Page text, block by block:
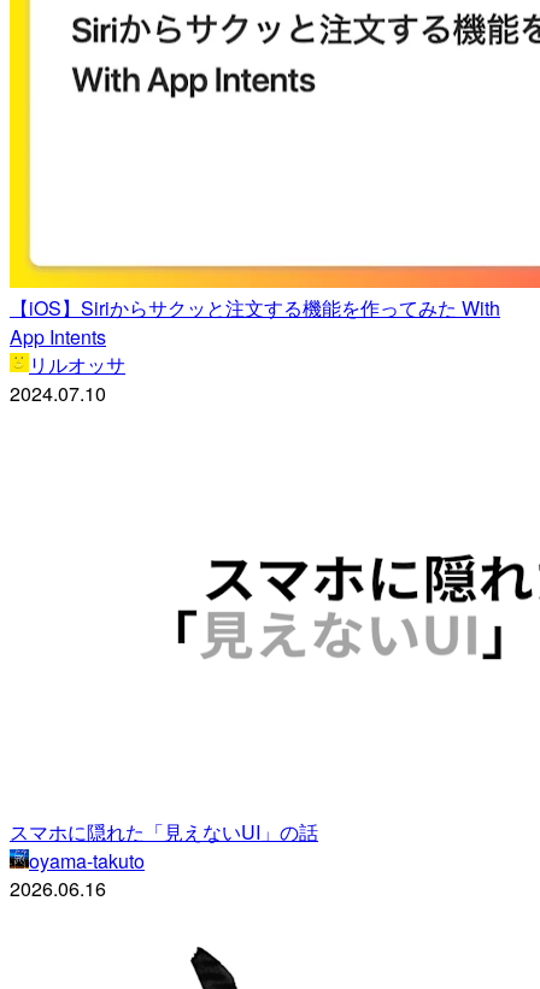
【iOS】Siriからサクッと注文する機能を作ってみた With
App Intents
リルオッサ
2024.07.10
スマホに隠れた「見えないUI」の話
oyama-takuto
2026.06.16